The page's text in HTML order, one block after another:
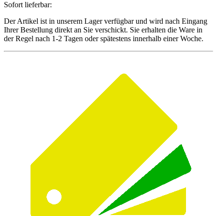
Sofort lieferbar:
Der Artikel ist in unserem Lager verfügbar und wird nach Eingang
Ihrer Bestellung direkt an Sie verschickt. Sie erhalten die Ware in
der Regel nach 1-2 Tagen oder spätestens innerhalb einer Woche.